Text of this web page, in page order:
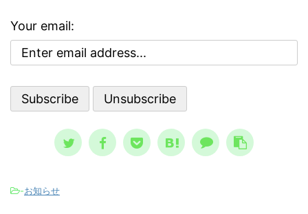
気分
な自
今回
自
自分
クが高まる３つの精神状態 人は、ど
ういう時に自殺に至るのか？ その精
神状態を詳しく知っておくのは、周囲
なりません。 一般的に広まっている
ノウハウ ...
亡シ
Your email:
-お知らせ